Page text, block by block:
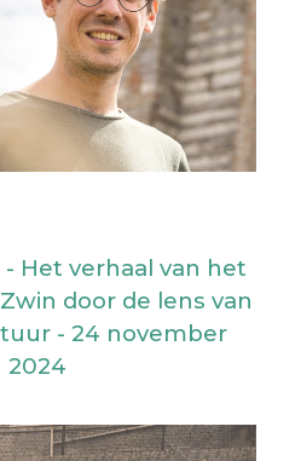
Het verhaal van het
door de lens van
- 24 november
2024